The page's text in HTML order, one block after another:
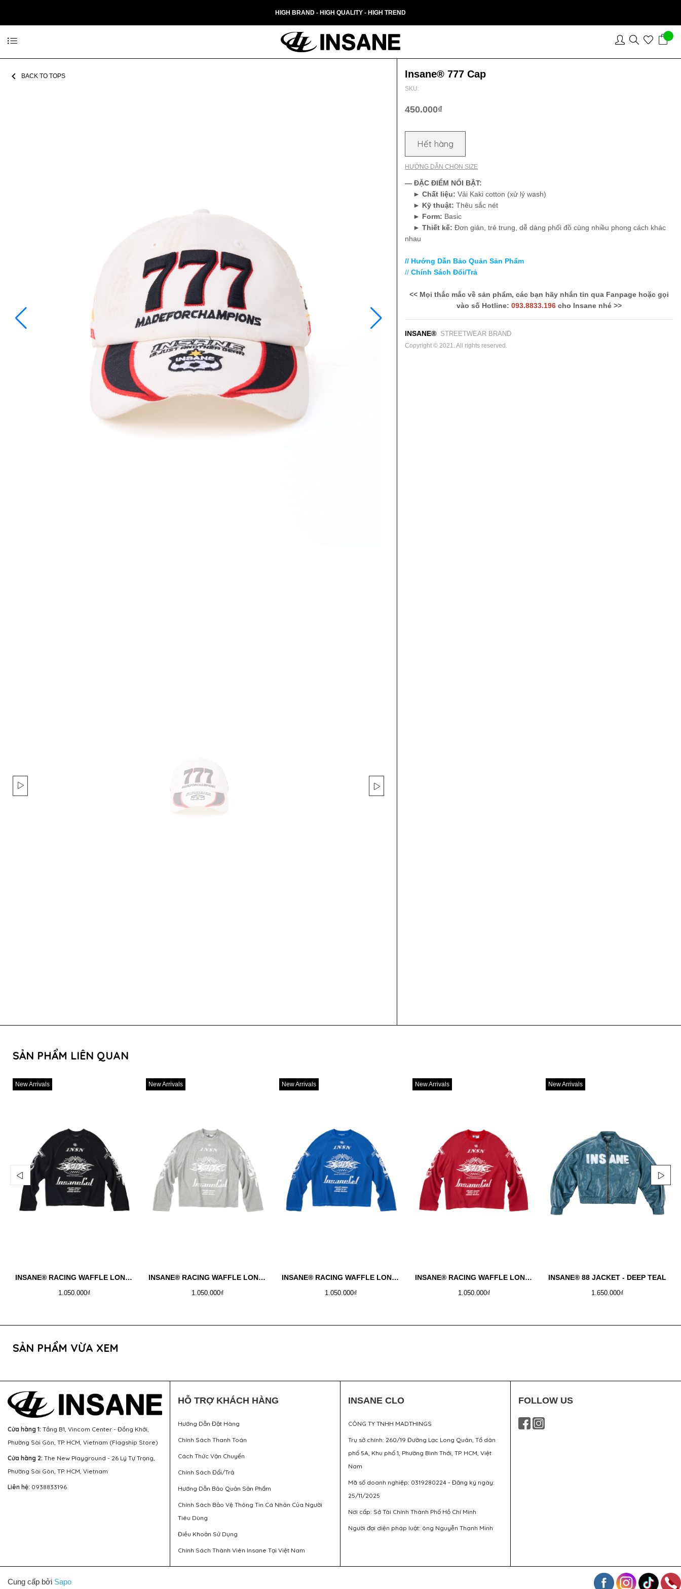
HIGH BRAND - HIGH QUALITY - HIGH TREND
BACK TO TOPS Insane® 777 Cap
SKU:
450.000₫
Hết hàng
HƯỚNG DẪN CHỌN SIZE
— ĐẶC ĐIỂM NỔI BẬT:
► Chất liệu: Vải Kaki cotton (xử lý wash)
► Kỹ thuật: Thêu sắc nét
► Form: Basic
► Thiết kế: Đơn giản, trẻ trung, dễ dàng phối đồ cùng nhiều phong cách khác
nhau
// Hướng Dẫn Bảo Quản Sản Phẩm
// Chính Sách Đổi/Trả
<< Mọi thắc mắc về sản phẩm, các bạn hãy nhắn tin qua Fanpage hoặc gọi
vào số Hotline: 093.8833.196 cho Insane nhé >>
INSANE® STREETWEAR BRAND
Copyright © 2021. All rights reserved.
SẢN PHẨM LIÊN QUAN
New Arrivals
INSANE® RACING WAFFLE LONGSLEEVE - BLACK
1.050.000₫
New Arrivals
INSANE® RACING WAFFLE LONGSLEEVE - MELANGE
1.050.000₫
New Arrivals
INSANE® RACING WAFFLE LONGSLEEVE - COBAN
1.050.000₫
New Arrivals
INSANE® RACING WAFFLE LONGSLEEVE - RED
1.050.000₫
New Arrivals
INSANE® 88 JACKET - DEEP TEAL
1.650.000₫
SẢN PHẨM VỪA XEM
Cửa hàng 1: Tầng B1, Vincom Center - Đồng Khởi,
Phường Sài Gòn, TP. HCM, Vietnam (Flagship Store)
Cửa hàng 2: The New Playground - 26 Lý Tự Trọng,
Phường Sài Gòn, TP. HCM, Vietnam
Liên hệ: 0938833196
HỖ TRỢ KHÁCH HÀNG
Hướng Dẫn Đặt Hàng
Chính Sách Thanh Toán
Cách Thức Vận Chuyển
Chính Sách Đổi/Trả
Hướng Dẫn Bảo Quản Sản Phẩm
Chính Sách Bảo Vệ Thông Tin Cá Nhân Của Người
Tiêu Dùng
Điều Khoản Sử Dụng
Chính Sách Thành Viên Insane Tại Việt Nam
INSANE CLO
CÔNG TY TNHH MADTHINGS
Trụ sở chính: 260/19 Đường Lạc Long Quân, Tổ dân
phố 5A, Khu phố 1, Phường Bình Thới, TP. HCM, Việt
Nam
Mã số doanh nghiệp: 0319280224 - Đăng ký ngày:
25/11/2025
Nơi cấp: Sở Tài Chính Thành Phố Hồ Chí Minh
Người đại diện pháp luật: ông Nguyễn Thanh Minh
FOLLOW US
Cung cấp bởi Sapo